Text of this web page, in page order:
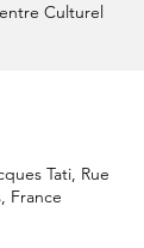
Culturel
Tati, Rue
France